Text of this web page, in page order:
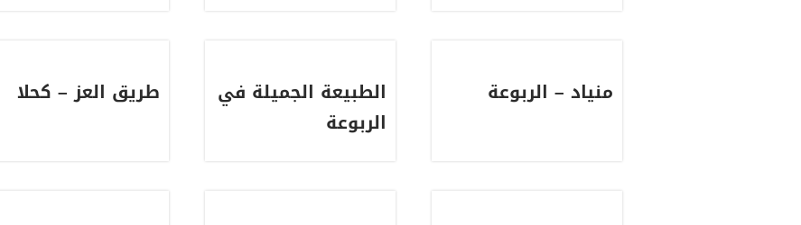
منياد – الربوعة
الطبيعة الجميلة في
الربوعة
طريق العز – كحلا